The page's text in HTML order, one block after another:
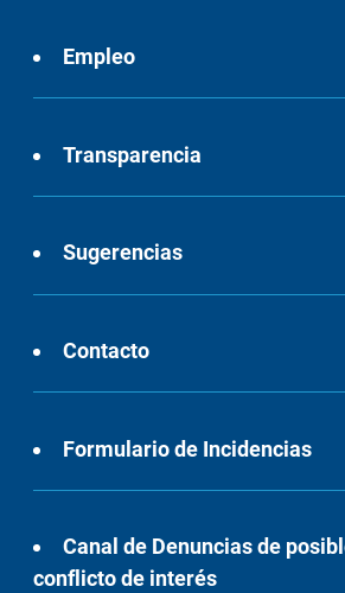
Empleo
Transparencia
Sugerencias
Contacto
Formulario de Incidencias
Canal de Denuncias de
conflicto de interés